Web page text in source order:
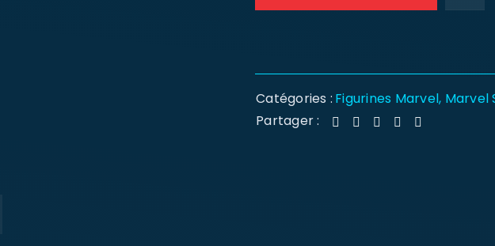
Catégories : Figurines Marvel, Marvel
Partager :